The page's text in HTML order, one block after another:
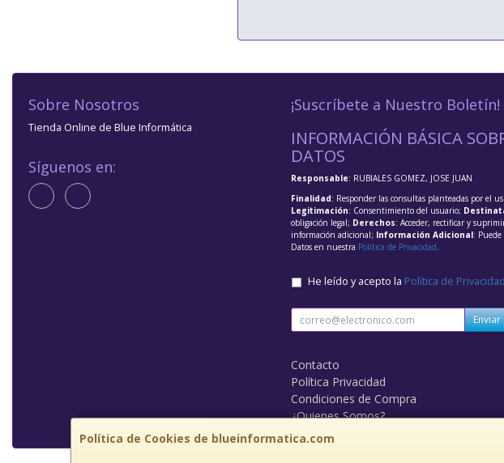
Política de Cookies de blueinformatica.com
Sobre Nosotros
Tienda Online de Blue Informática
Síguenos en:
¡Suscríbete a Nuestro Boletín!
INFORMACIÓN BÁSICA
DATOS
Responsable: RUBIALES GOMEZ, JOSE JUAN
Finalidad: Responder las consultas planteadas por el
Legitimación: Consentimiento del usuario;
obligación legal; Derechos: Acceder, rectificar y
información adicional; Información Adicional: Puede
Datos en nuestra Política de Privacidad.
He leído y acepto la Política de Privacidad
Enviar
Contacto
Política Privacidad
Condiciones de Compra
¿Quienes Somos?